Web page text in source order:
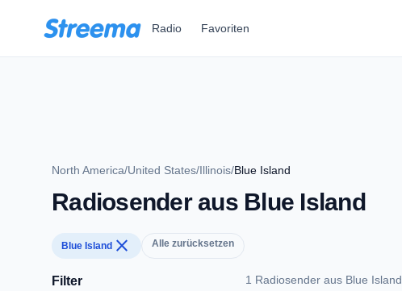
Radio Favoriten
North America/United States/Illinois/Blue Island
Radiosender aus Blue Island
Blue Island close Alle zurücksetzen
Filter 1 Radiosender aus Blue Island